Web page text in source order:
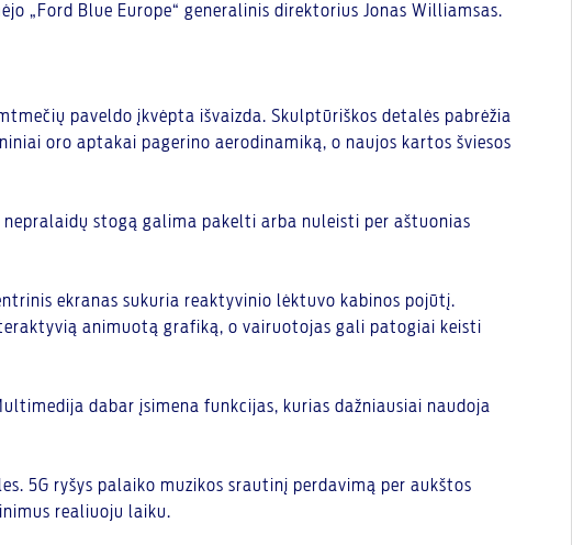
„Ford Blue Europe“ generalinis direktorius Jonas Williamsas.
paveldo įkvėpta išvaizda. Skulptūriškos detalės pabrėžia
oro aptakai pagerino aerodinamiką, o naujos kartos šviesos
stogą galima pakelti arba nuleisti per aštuonias
ekranas sukuria reaktyvinio lėktuvo kabinos pojūtį.
animuotą grafiką, o vairuotojas gali patogiai keisti
dabar įsimena funkcijas, kurias dažniausiai naudoja
5G ryšys palaiko muzikos srautinį perdavimą per aukštos
realiuoju laiku.